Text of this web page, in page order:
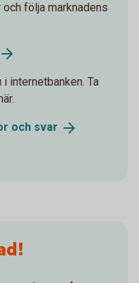
följa marknadens
internetbanken. Ta
och svar